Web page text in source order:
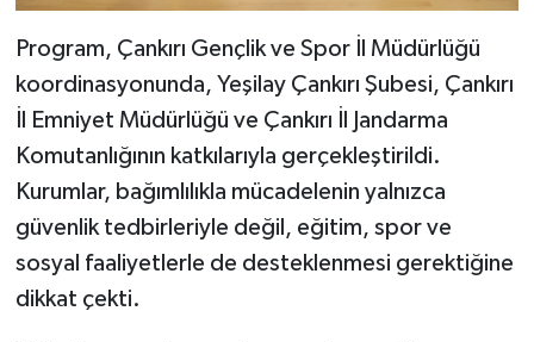
Program, Çankırı Gençlik ve Spor İl Müdürlüğü
koordinasyonunda, Yeşilay Çankırı Şubesi, Çankırı
İl Emniyet Müdürlüğü ve Çankırı İl Jandarma
Komutanlığının katkılarıyla gerçekleştirildi.
Kurumlar, bağımlılıkla mücadelenin yalnızca
güvenlik tedbirleriyle değil, eğitim, spor ve
sosyal faaliyetlerle de desteklenmesi gerektiğine
dikkat çekti.